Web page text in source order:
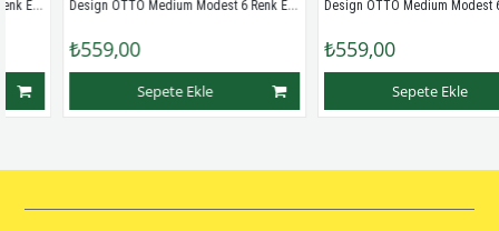
Design OTTO Medium Modest 6 Renk Evrak Rafı Masaüstü Organizer MC200801 Design OTTO Medium Modest 6 Renk Evrak Rafı Masaüstü Organizer MC200802
₺559,00
Sepete Ekle
₺559,00
Sepete Ekle